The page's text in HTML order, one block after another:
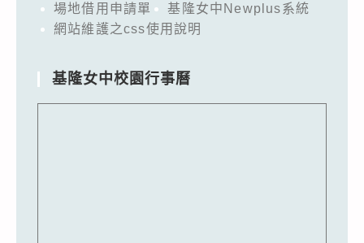
場地借用申請單
基隆女中Newplus系統
網站維護之css使用說明
基隆女中校園行事曆